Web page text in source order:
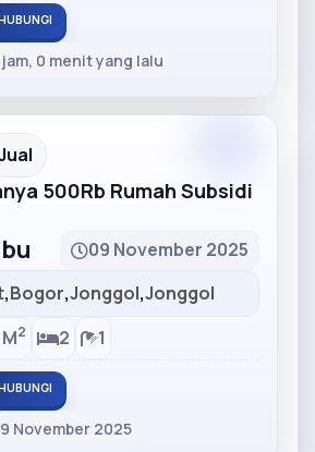
0 menit yang lalu
500Rb Rumah Subsidi
09 November 2025
,Bogor,Jonggol,Jonggol
2 2 1
November 2025